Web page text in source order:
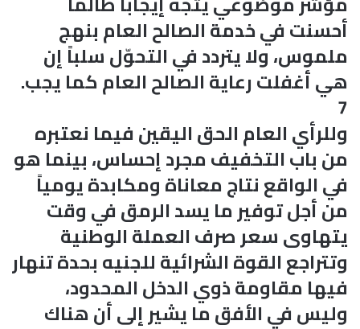
أحسنت في خدمة الصالح العام بنهج
ملموس، ولا يتردد في التحوّل سلباً إن
هي أغفلت رعاية الصالح العام كما يجب.
7
وللرأي العام الحق اليقين فيما نعتبره
من باب التخفيف مجرد إحساس، بينما هو
في الواقع نتاج معاناة ومكابدة يومياً
من أجل توفير ما يسد الرمق في وقت
يتهاوى سعر صرف العملة الوطنية
وتتراجع القوة الشرائية للجنيه بحدة تنهار
فيها مقاومة ذوي الدخل المحدود،
وليس في الأفق ما يشير إلى أن هناك